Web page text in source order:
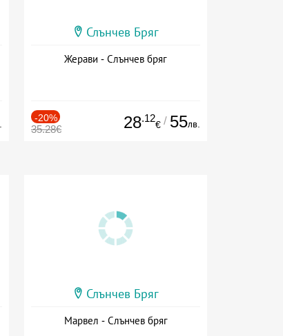
Слънчев Бряг
Жерави - Слънчев бряг
-20%
35.28€ 28.12
€ / 55лв.
Слънчев Бряг
Марвел - Слънчев бряг